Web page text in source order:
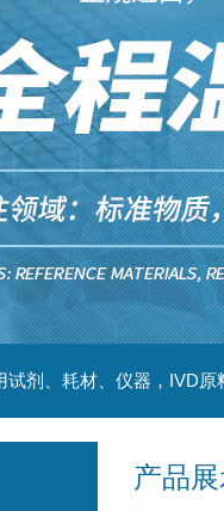
试剂、耗材、仪器，IVD原
产品